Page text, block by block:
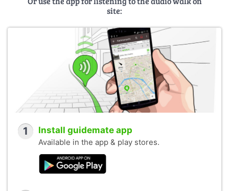
site:
1 Install guidemate app
Available in the app & play stores.